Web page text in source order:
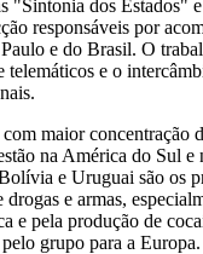
"Sintonia dos Estados"
responsáveis por
e do Brasil. O
telemáticos e o
maior concentração
na América do Sul e
e Uruguai são os
e armas,
e pela produção de
grupo para a Europa.